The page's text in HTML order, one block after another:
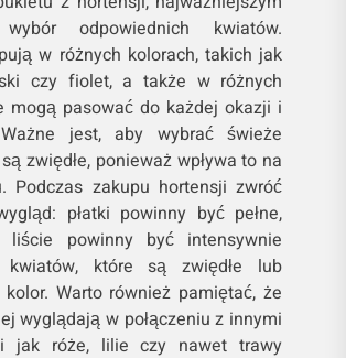
odpowiednich kwiatów.
w różnych kolorach, takich jak
czy fiolet, a także w różnych
mogą pasować do każdej okazji i
jest, aby wybrać świeże
zwiędłe, ponieważ wpływa to na
Podczas zakupu hortensji zwróć
płatki powinny być pełne,
liście powinny być intensywnie
kwiatów, które są zwiędłe lub
Warto również pamiętać, że
wyglądają w połączeniu z innymi
jak róże, lilie czy nawet trawy